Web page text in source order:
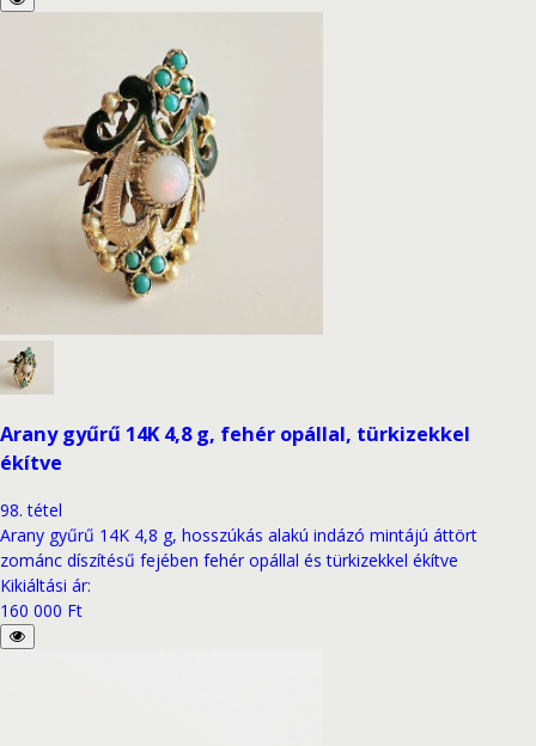
Arany gyűrű 14K 4,8 g, fehér opállal, türkizekkel
ékítve
98. tétel
Arany gyűrű 14K 4,8 g, hosszúkás alakú indázó mintájú áttört
zománc díszítésű fejében fehér opállal és türkizekkel ékítve
Kikiáltási ár:
160 000 Ft